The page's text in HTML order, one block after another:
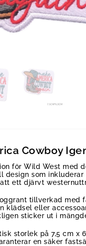
Cowboy
för Wild West med
design som
ett djärvt
tillverkad med
klädsel eller
sticker ut i
storlek på 7,5 cm x
en säker